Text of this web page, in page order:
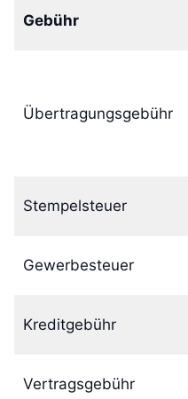
Gebühr
Übertragungsgebühr
Stempelsteuer
Gewerbesteuer
Kreditgebühr
Vertragsgebühr